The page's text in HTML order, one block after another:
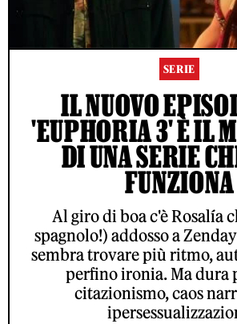
SERIE
IL NUOVO
'EUPHORIA 3' È IL
DI UNA SERIE
FUNZIONA
Al giro di boa c'è Rosalía
spagnolo!) addosso a
sembra trovare più ritmo,
perfino ironia. Ma dura
citazionismo, caos